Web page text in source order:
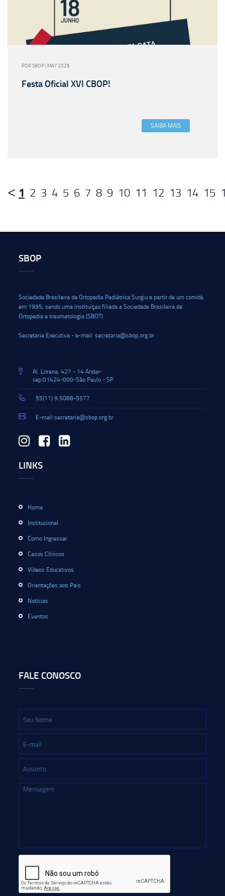
POR SBOP | MAY 2026
Festa Oficial XVI CBOP!
SAIBA MAIS
1 2 3 4 5 6 7 8 9 10 11 12 13 14 15
SBOP
Sociedade Brasileira de Ortopedia Pediátrica Surgiu a partir de um comitê,
em 1995, sendo uma instituiçao filiada a Sociedade Brasileira de
Ortopedia e traumatologia (SBOT)
Secretaria Executiva - e-mail: secretaria@sbop.org.br
Al. Lorena, 427 - 14 Andar-
cep:01424-000-São Paulo - SP
55(11) 9.5088-5577
E-mail:secretaria@sbop.org.br
LINKS
Home
Institucional
Como Ingressar
Casos Clínicos
Vídeos Educativos
Orientações aos Pais
Notícias
Eventos
FALE CONOSCO